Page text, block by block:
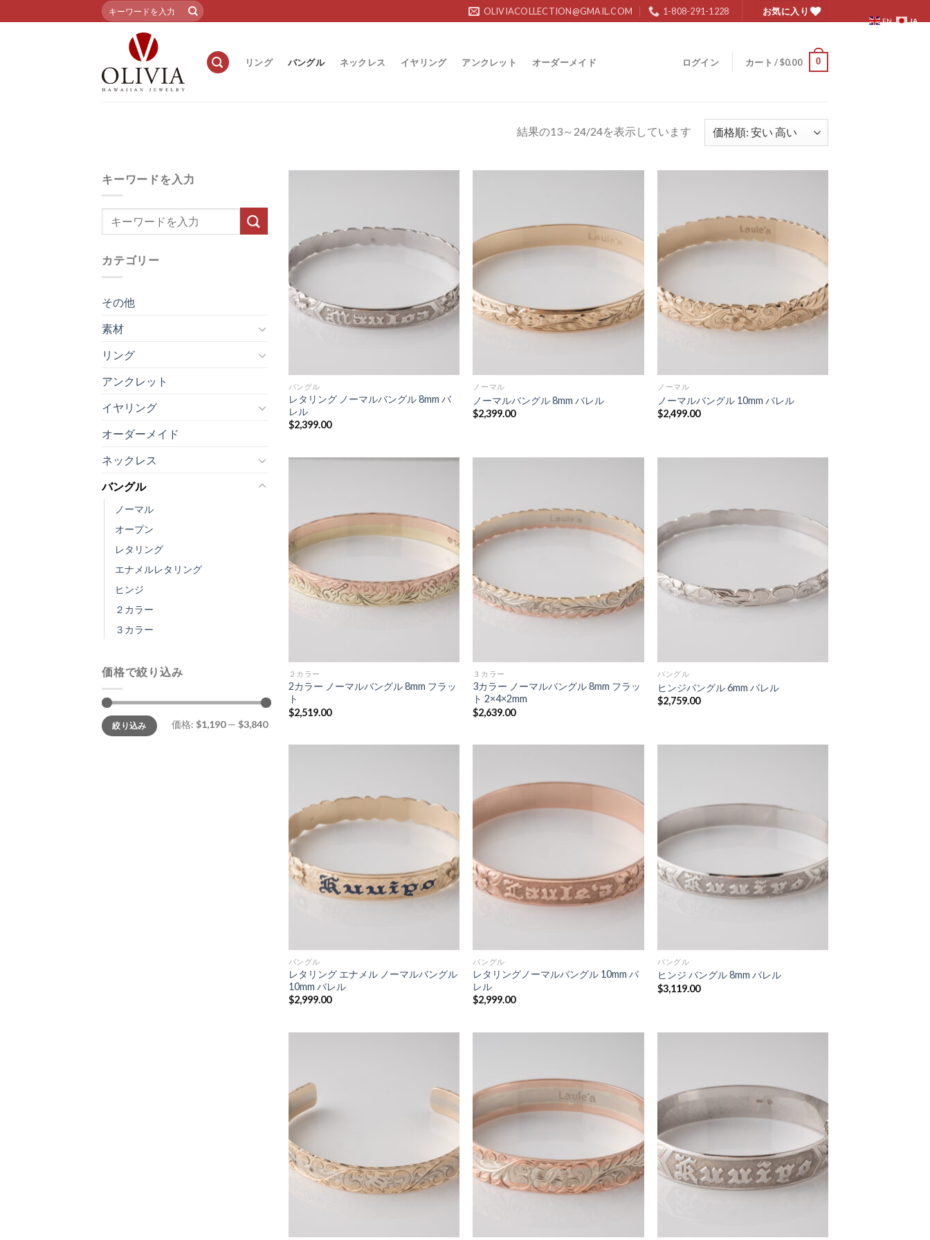
to
検
索
OLIVIACOLLECTION@GMAIL.COM 1-808-291-1228 お気に入り
リング バングル ネックレス イヤリング アンクレット オーダーメイド ログイン カート /$0.00 0
結果の13～24/24を表示しています
キーワードを入力
カテゴリー
その他
素材
リング
アンクレット
イヤリング
オーダーメイド
ネックレス
バングル
ノーマル
オープン
レタリング
エナメルレタリング
ヒンジ
２カラー
３カラー
価格で絞り込み
絞り込み 価格: $1,190— $3,840
バングル
レタリング ノーマルバングル 8mm バ
レル
$2,399.00
ノーマル
ノーマルバングル 8mm バレル
$2,399.00
ノーマル
ノーマルバングル 10mm バレル
$2,499.00
２カラー
2カラー ノーマルバングル 8mm フラッ
ト
$2,519.00
３カラー
3カラー ノーマルバングル 8mm フラッ
ト 2×4×2mm
$2,639.00
バングル
ヒンジバングル 6mm バレル
$2,759.00
バングル
レタリング エナメル ノーマルバングル
10mm バレル
$2,999.00
Wishlist
バングル
レタリングノーマルバングル 10mm バ
レル
$2,999.00
バングル
ヒンジ バングル 8mm バレル
$3,119.00
EN JA